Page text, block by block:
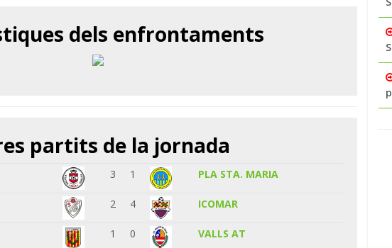
dels enfrontaments
partits de la jornada
3 1 PLA STA. MARIA
2 4 ICOMAR
1 0 VALLS AT